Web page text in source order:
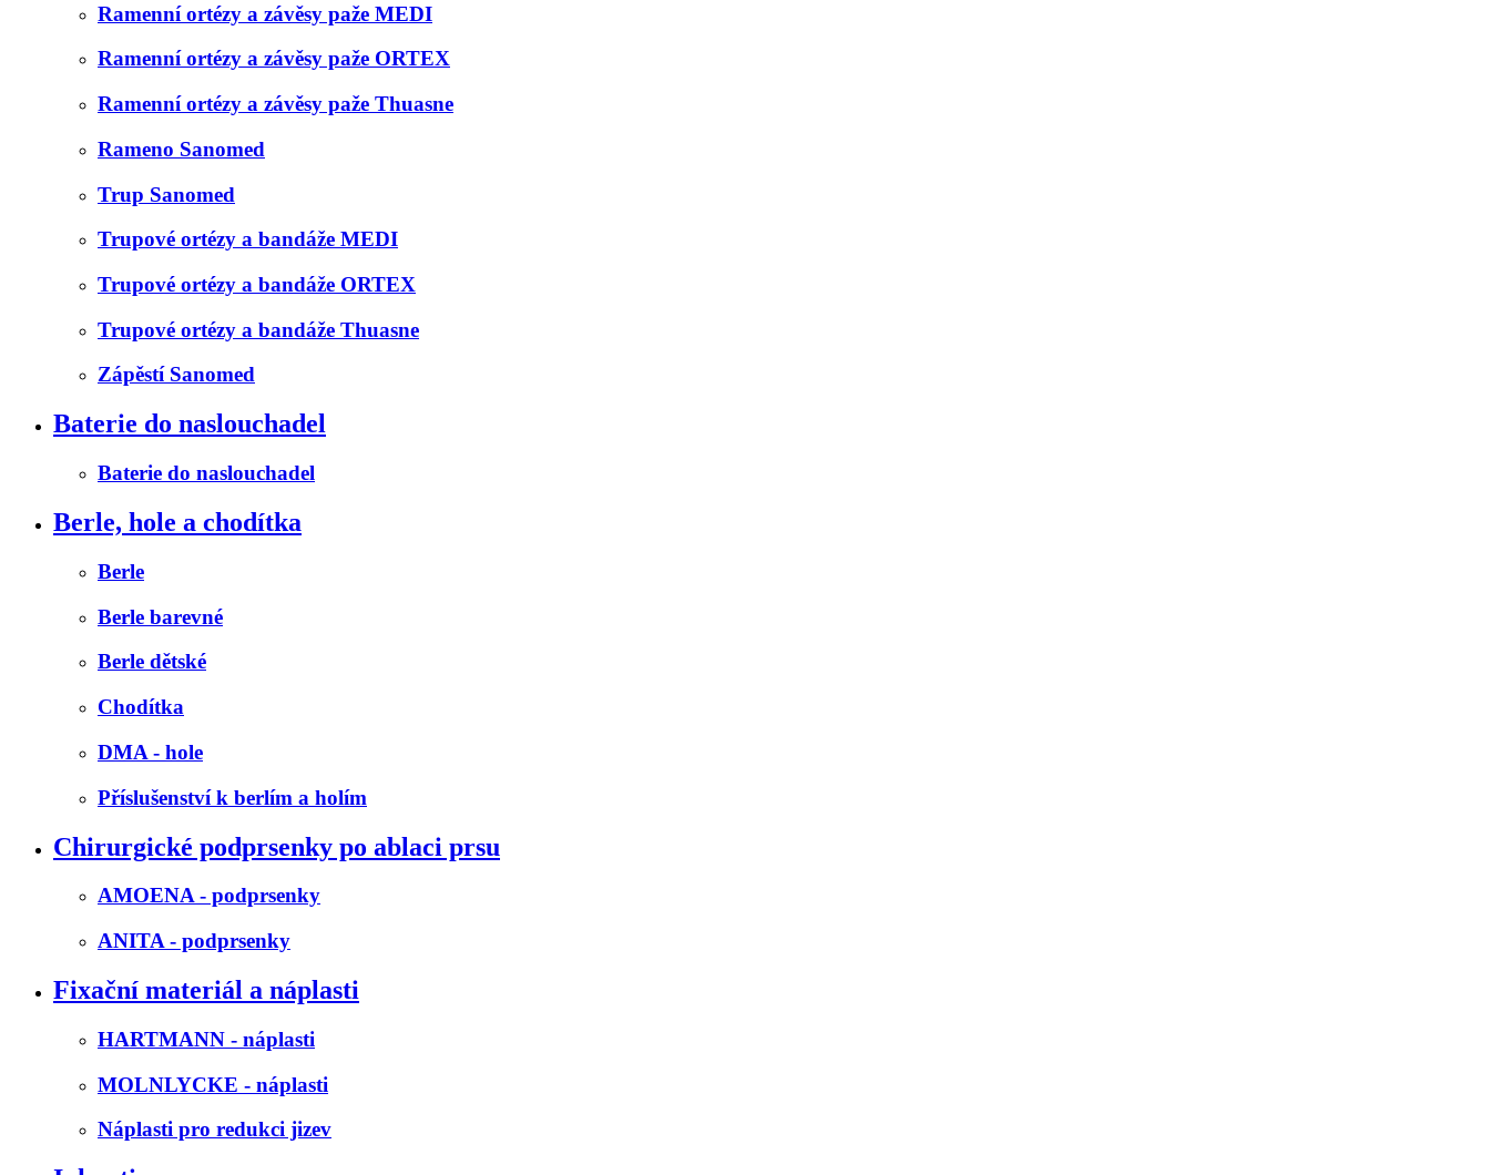
Ramenní ortézy a závěsy paže MEDI
Ramenní ortézy a závěsy paže ORTEX
Ramenní ortézy a závěsy paže Thuasne
Rameno Sanomed
Trup Sanomed
Trupové ortézy a bandáže MEDI
Trupové ortézy a bandáže ORTEX
Trupové ortézy a bandáže Thuasne
Zápěstí Sanomed
Baterie do naslouchadel
Baterie do naslouchadel
Berle, hole a chodítka
Berle
Berle barevné
Berle dětské
Chodítka
DMA - hole
Příslušenství k berlím a holím
Chirurgické podprsenky po ablaci prsu
AMOENA - podprsenky
ANITA - podprsenky
Fixační materiál a náplasti
HARTMANN - náplasti
MOLNLYCKE - náplasti
Náplasti pro redukci jizev